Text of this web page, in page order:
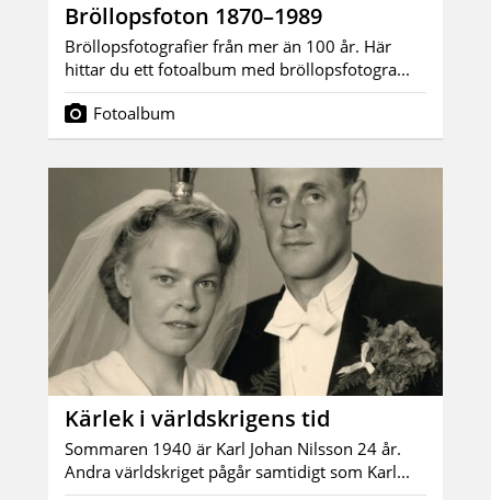
Bröllopsfoton 1870–1989
Bröllopsfotografier från mer än 100 år. Här
hittar du ett fotoalbum med bröllopsfotogra...
Fotoalbum
Kärlek i världskrigens tid
Sommaren 1940 är Karl Johan Nilsson 24 år.
Andra världskriget pågår samtidigt som Karl...